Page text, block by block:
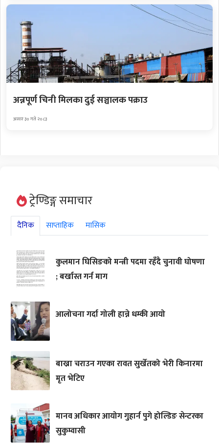
अन्नपूर्ण चिनी मिलका दुई सञ्चालक पक्राउ
असार ३० गते २०८३
ट्रेण्डिङ्ग समाचार
दैनिक साप्ताहिक मासिक
कुलमान घिसिङको मन्त्री पदमा रहँदै चुनावी घोषणा
; बर्खास्त गर्न माग
आलोचना गर्दा गोली हान्ने धम्की आयो
बाख्रा चराउन गएका रावत सुर्खेतको भेरी किनारमा
मृत भेटिए
मानव अधिकार आयोग गुहार्न पुगे होल्डिङ सेन्टरका
सुकुम्वासी